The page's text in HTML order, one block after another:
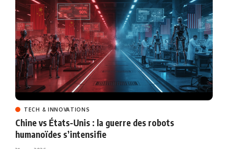
TECH & INNOVATIONS
Chine vs États-Unis : la guerre des robots
humanoïdes s’intensifie